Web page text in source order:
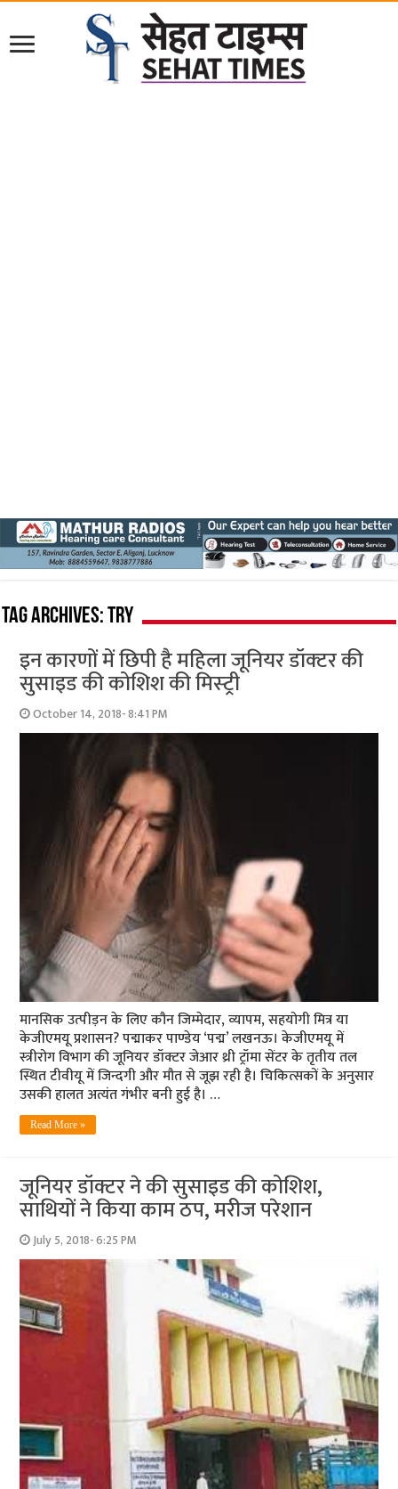
Tag Archives:try
इन कारणों में छिपी है महिला जूनियर डॉक्‍टर की
सुसाइड की कोशिश की मिस्‍ट्री
October 14, 2018- 8:41 PM
मानसिक उत्‍पीड़न के लिए कौन जिम्‍मेदार, व्‍यापम, सहयोगी मित्र या
केजीएमयू प्रशासन? पद्माकर पाण्‍डेय ‘पद्म’ लखनऊ। केजीएमयू में
स्त्रीरोग विभाग की जूनियर डॉक्टर जेआर थ्री ट्रॉमा सेंटर के तृतीय तल
स्थित टीवीयू में जिन्दगी और मौत से जूझ रही है। चिकित्सकों के अनुसार
उसकी हालत अत्यंत गंभीर बनी हुई है। …
Read More »
जूनियर डॉक्टर ने की सुसाइड की कोशिश,
साथियों ने किया काम ठप, मरीज परेशान
July 5, 2018- 6:25 PM